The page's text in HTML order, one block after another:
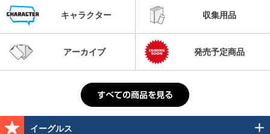
キャラクター 収集用品
アーカイブ 発売予定商品
イーグルス